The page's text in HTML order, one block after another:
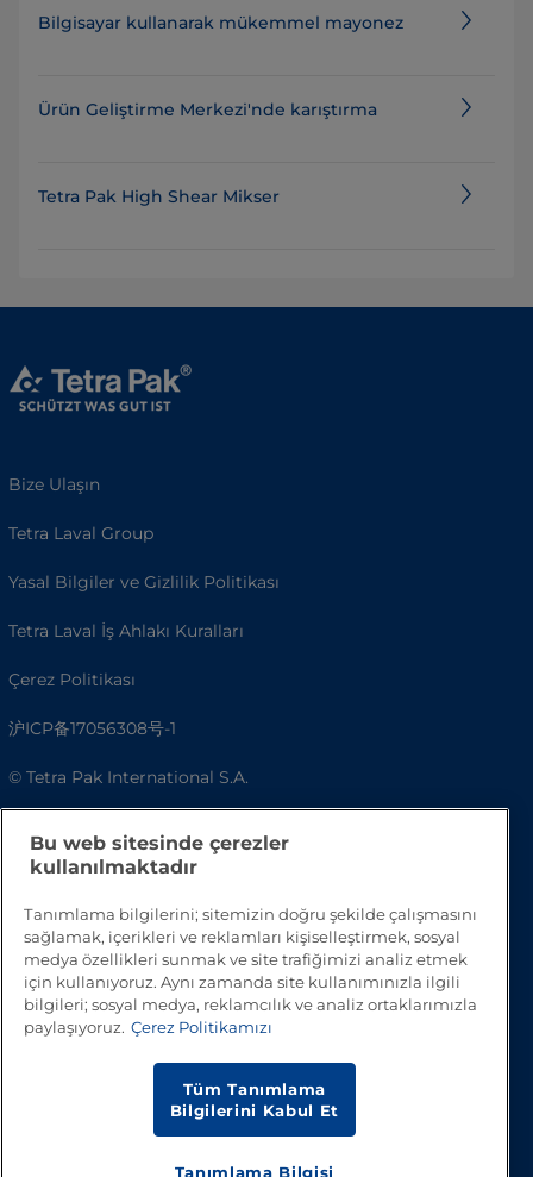
Bilgisayar kullanarak mükemmel mayonez
Ürün Geliştirme Merkezi'nde karıştırma
Tetra Pak High Shear Mikser
Bize Ulaşın
Tetra Laval Group
Yasal Bilgiler ve Gizlilik Politikası
Tetra Laval İş Ahlakı Kuralları
Çerez Politikası
沪ICP备17056308号-1
© Tetra Pak International S.A.
SSS
Bu web sitesinde çerezler
kullanılmaktadır
Tanımlama bilgilerini; sitemizin doğru şekilde çalışmasını
sağlamak, içerikleri ve reklamları kişiselleştirmek, sosyal
medya özellikleri sunmak ve site trafiğimizi analiz etmek
için kullanıyoruz. Aynı zamanda site kullanımınızla ilgili
bilgileri; sosyal medya, reklamcılık ve analiz ortaklarımızla
paylaşıyoruz. Çerez Politikamızı
Tüm Tanımlama
Bilgilerini Kabul Et
Tanımlama Bilgisi